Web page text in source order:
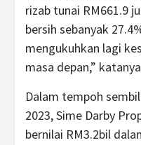
rizab tunai RM661.9
bersih sebanyak
mengukuhkan lagi
masa depan,”
Dalam tempoh
2023, Sime Darby
bernilai RM3.2bil